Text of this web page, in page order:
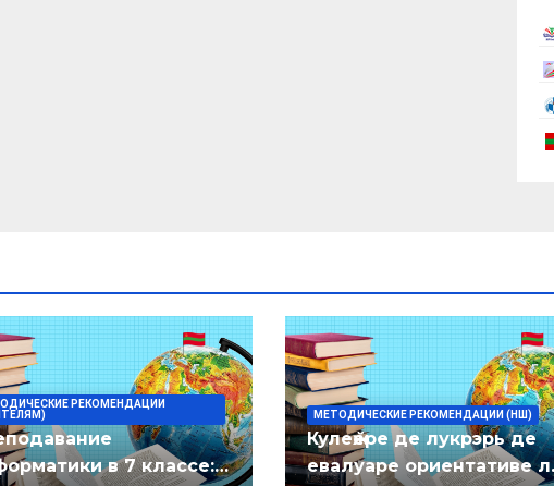
РЕКОМЕНДАЦИИ
в 7 классе:
МЕТОДИЧЕСКИЕ РЕКОМЕНДАЦИИ (НШ)
Кулеӂере де лукрэрь де
евалуаре ориентативе